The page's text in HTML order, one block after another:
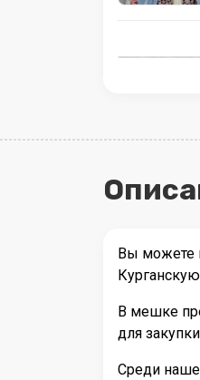
Вы можете
В мешке
для
Среди